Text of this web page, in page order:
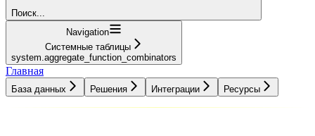
Поиск...
Navigation
Системные таблицы
system.aggregate_function_combinators
Главная
База данных Решения Интеграции Ресурсы